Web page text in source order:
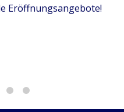
Eröffnungsangebote!